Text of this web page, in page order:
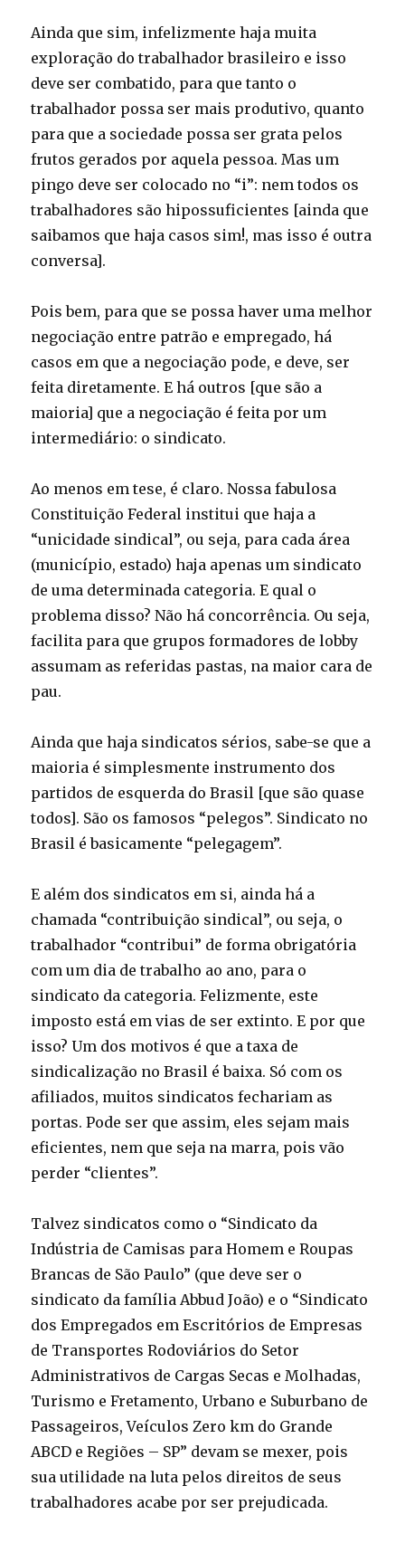
Ainda que sim, infelizmente haja muita
exploração do trabalhador brasileiro e isso
deve ser combatido, para que tanto o
trabalhador possa ser mais produtivo, quanto
para que a sociedade possa ser grata pelos
frutos gerados por aquela pessoa. Mas um
pingo deve ser colocado no “i”: nem todos os
trabalhadores são hipossuficientes [ainda que
saibamos que haja casos sim!, mas isso é outra
conversa].
Pois bem, para que se possa haver uma melhor
negociação entre patrão e empregado, há
casos em que a negociação pode, e deve, ser
feita diretamente. E há outros [que são a
maioria] que a negociação é feita por um
intermediário: o sindicato.
Ao menos em tese, é claro. Nossa fabulosa
Constituição Federal institui que haja a
“unicidade sindical”, ou seja, para cada área
(município, estado) haja apenas um sindicato
de uma determinada categoria. E qual o
problema disso? Não há concorrência. Ou seja,
facilita para que grupos formadores de lobby
assumam as referidas pastas, na maior cara de
pau.
Ainda que haja sindicatos sérios, sabe-se que a
maioria é simplesmente instrumento dos
partidos de esquerda do Brasil [que são quase
todos]. São os famosos “pelegos”. Sindicato no
Brasil é basicamente “pelegagem”.
E além dos sindicatos em si, ainda há a
chamada “contribuição sindical”, ou seja, o
trabalhador “contribui” de forma obrigatória
com um dia de trabalho ao ano, para o
sindicato da categoria. Felizmente, este
imposto está em vias de ser extinto. E por que
isso? Um dos motivos é que a taxa de
sindicalização no Brasil é baixa. Só com os
afiliados, muitos sindicatos fechariam as
portas. Pode ser que assim, eles sejam mais
eficientes, nem que seja na marra, pois vão
perder “clientes”.
Talvez sindicatos como o “Sindicato da
Indústria de Camisas para Homem e Roupas
Brancas de São Paulo” (que deve ser o
sindicato da família Abbud João) e o “Sindicato
dos Empregados em Escritórios de Empresas
de Transportes Rodoviários do Setor
Administrativos de Cargas Secas e Molhadas,
Turismo e Fretamento, Urbano e Suburbano de
Passageiros, Veículos Zero km do Grande
ABCD e Regiões – SP” devam se mexer, pois
sua utilidade na luta pelos direitos de seus
trabalhadores acabe por ser prejudicada.